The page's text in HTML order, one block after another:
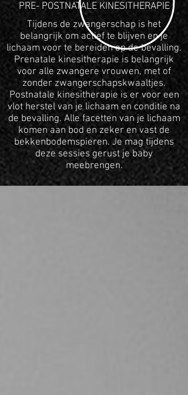
PRE- POSTNATALE KINESITHERAPIE
Tijdens de zwangerschap is het
belangrijk om actief te blijven en je
lichaam voor te bereiden op de bevalling.
Prenatale kinesitherapie is belangrijk
voor alle zwangere vrouwen, met of
zonder zwangerschapskwaaltjes.
Postnatale kinesitherapie is er voor een
vlot herstel van je lichaam en conditie na
de bevalling. Alle facetten van je lichaam
komen aan bod en zeker en vast de
bekkenbodemspieren. Je mag tijdens
deze sessies gerust je baby
meebrengen.